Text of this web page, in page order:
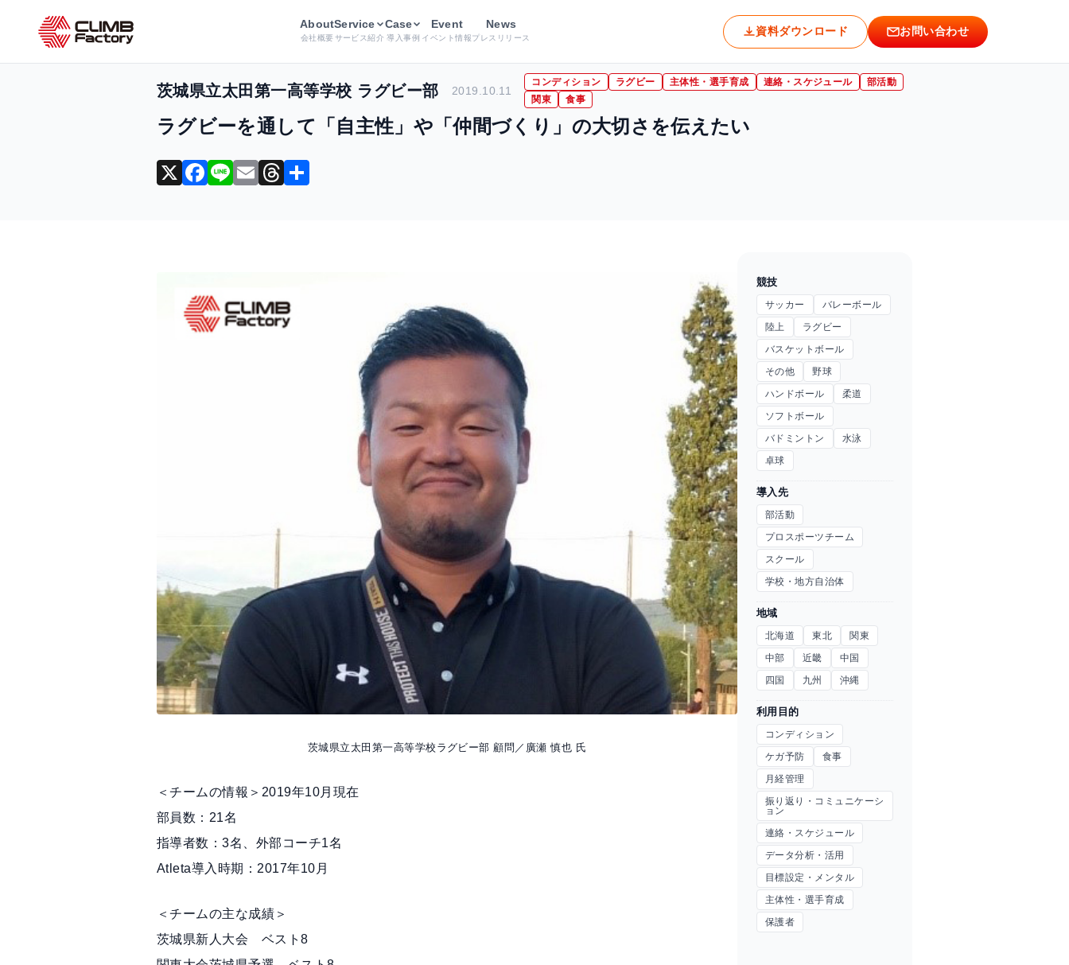
About
会社概要
Service
サービス紹介
Case
導入事例
Event
イベント情報
News
プレスリリース
資料ダウンロード お問い合わせ
コンディション ラグビーを通して「自主性」や「仲間づくり」の大切さを伝えたい
茨城県立太田第一高等学校 ラグビー部 2019.10.11
コンディション ラグビー 主体性・選手育成 連絡・スケジュール
部活動
関東
食事
ラグビーを通して「自主性」や「仲間づくり」の大切さを伝えたい
X F
o
o
Li E T
s
茨城県立太田第一高等学校ラグビー部 顧問／廣瀬 慎也 氏
＜チームの情報＞2019年10月現在
部員数：21名
指導者数：3名、外部コーチ1名
Atleta導入時期：2017年10月
＜チームの主な成績＞
茨城県新人大会 ベスト8
競技
サッカー
バレーボール
陸上
ラグビー
バスケットボール
その他
野球
ハンドボール
柔道
ソフトボール
バドミントン
水泳
卓球
導入先
部活動
プロスポーツチーム
スクール
学校・地方自治体
地域
北海道 東北
関東
中部
近畿
中国
四国
九州 沖縄
利用目的
コンディション
ケガ予防
食事
月経管理
振り返り・コミュニケーシ
ョン
連絡・スケジュール
データ分析・活用
目標設定・メンタル
主体性・選手育成
保護者